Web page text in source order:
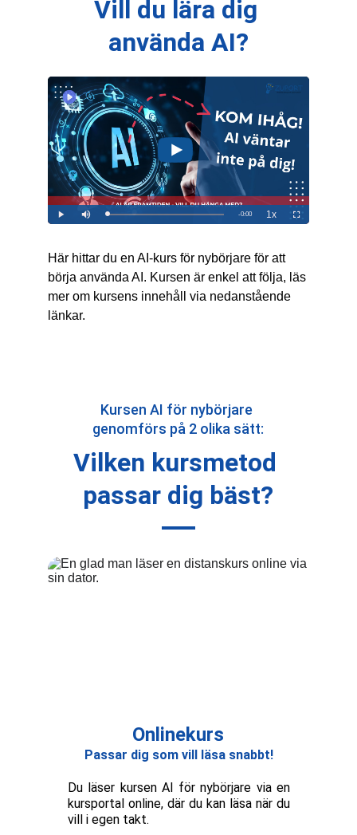
Vill du lära dig
använda AI?
Här hittar du en AI-kurs för nybörjare för att
börja använda AI. Kursen är enkel att följa, läs
mer om kursens innehåll via nedanstående
länkar.
Onlinekurs
Du läser kursen AI för nybörjare via en
kursportal online, där du kan läsa när du
vill i egen takt.
Passar dig som vill läsa snabbt!
Kursen AI för nybörjare
genomförs på 2 olika sätt:
Vilken kursmetod
passar dig bäst?